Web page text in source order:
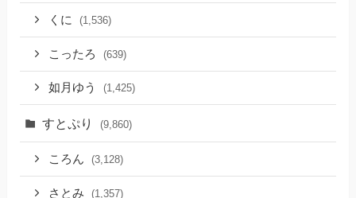
くに (1,536)
こったろ (639)
如月ゆう (1,425)
すとぷり (9,860)
ころん (3,128)
さとみ (1,357)